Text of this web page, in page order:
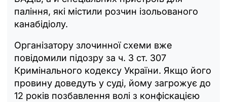
паління, які містили розчин ізольованого
канабідіолу.
Організатору злочинної схеми вже
повідомили підозру за ч. 3 ст. 307
Кримінального кодексу України. Якщо його
провину доведуть у суді, йому загрожує до
12 років позбавлення волі з конфіскацією